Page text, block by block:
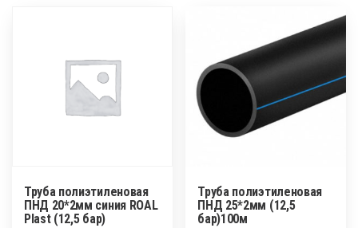
Труба полиэтиленовая
ПНД 20*2мм синия ROAL
Plast (12,5 бар)
Труба полиэтиленовая
ПНД 25*2мм (12,5
бар)100м